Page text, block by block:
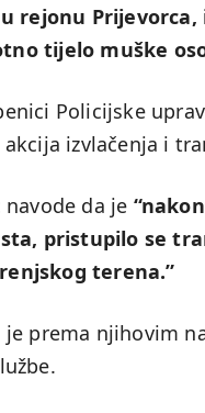
rejonu Prijevorca,
tijelo muške
Policijske
akcija izvlačenja i
navode da je
pristupilo se
terena.”
je prema njihovim